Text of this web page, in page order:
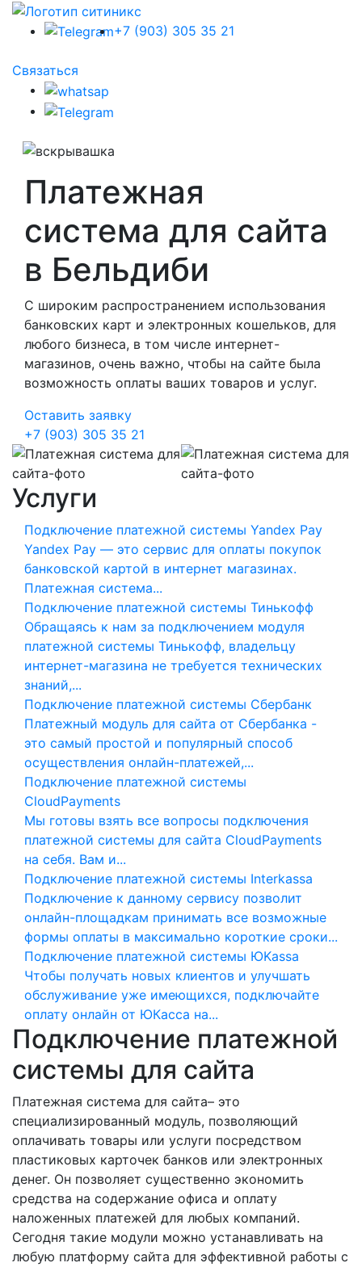
+7 (903) 305 35 21
Связаться
Платежная
система для сайта
в Бельдиби
С широким распространением использования
банковских карт и электронных кошельков, для
любого бизнеса, в том числе интернет-
магазинов, очень важно, чтобы на сайте была
возможность оплаты ваших товаров и услуг.
Оставить заявку
+7 (903) 305 35 21
Услуги
Подключение платежной системы Yandex Pay
Yandex Pay — это сервис для оплаты покупок
банковской картой в интернет магазинах.
Платежная система...
Подключение платежной системы Тинькофф
Обращаясь к нам за подключением модуля
платежной системы Тинькофф, владельцу
интернет-магазина не требуется технических
знаний,...
Подключение платежной системы Сбербанк
Платежный модуль для сайта от Сбербанка -
это самый простой и популярный способ
осуществления онлайн-платежей,...
Подключение платежной системы
CloudPayments
Мы готовы взять все вопросы подключения
платежной системы для сайта CloudPayments
на себя. Вам и...
Подключение платежной системы Interkassa
Подключение к данному сервису позволит
онлайн-площадкам принимать все возможные
формы оплаты в максимально короткие сроки...
Подключение платежной системы ЮKassa
Чтобы получать новых клиентов и улучшать
обслуживание уже имеющихся, подключайте
оплату онлайн от ЮКасса на...
Подключение платежной
системы для сайта
Платежная система для сайта– это
специализированный модуль, позволяющий
оплачивать товары или услуги посредством
пластиковых карточек банков или электронных
денег. Он позволяет существенно экономить
средства на содержание офиса и оплату
наложенных платежей для любых компаний.
Сегодня такие модули можно устанавливать на
любую платформу сайта для эффективной работы с